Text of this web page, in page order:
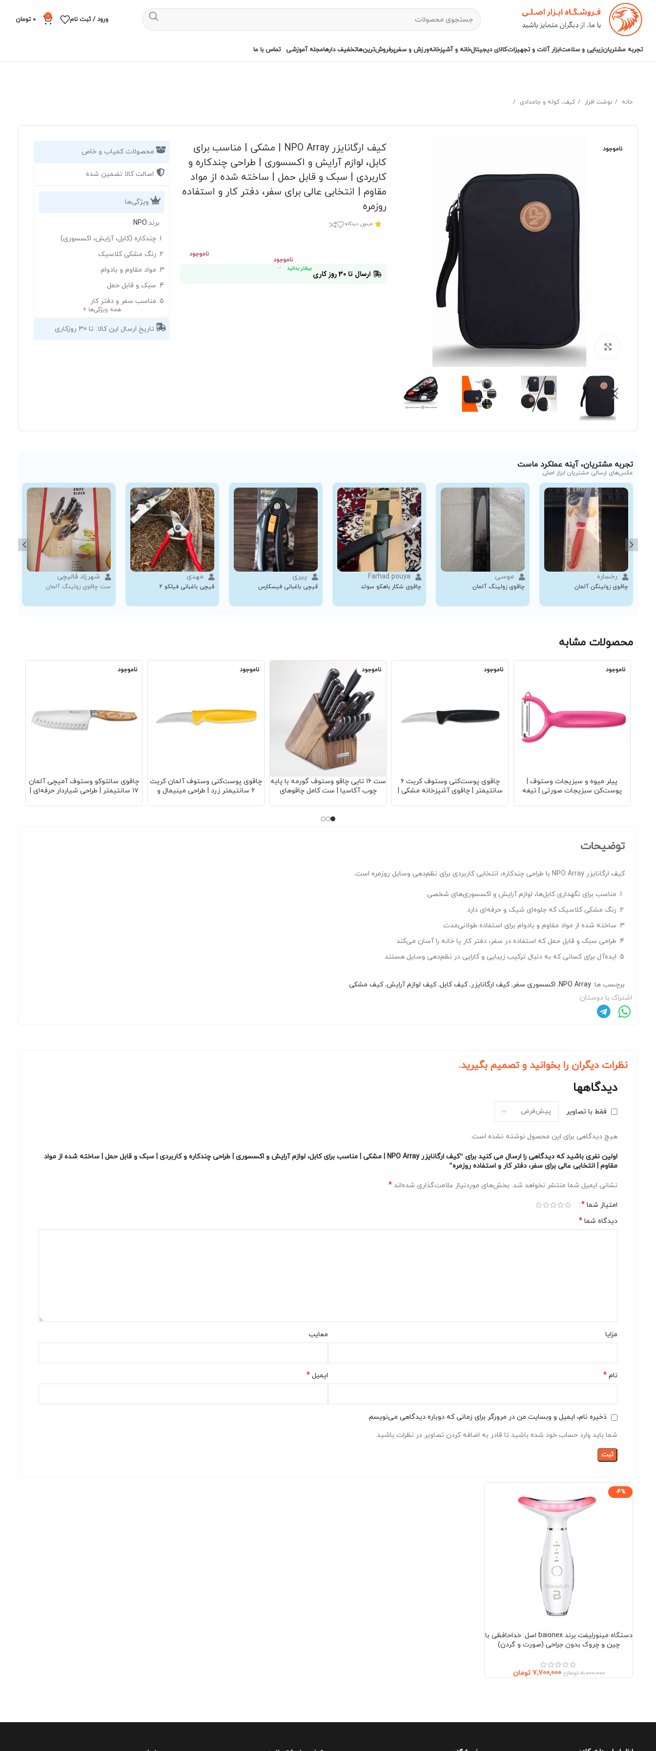
ورود / ثبت نام 0
0 تومان
تجربه مشتریانزیبایی و سلامتابزار آلات و تجهیزاتکالای دیجیتالخانه و آشپزخانهورزش و سفرپرفروش‌ترین‌هاتخفیف دارهامجله آموزشی تماس با ما
خانه نوشت افزار کیف، کوله و جامدادی
ناموجود
برای بزرگنمایی کلیک کنید
کیف ارگانایزر NPO Array | مشکی | مناسب برای
کابل، لوازم آرایش و اکسسوری | طراحی چندکاره و
کاربردی | سبک و قابل حمل | ساخته شده از مواد
مقاوم | انتخابی عالی برای سفر، دفتر کار و استفاده
روزمره
0بدون دیدگاه
ناموجود
ناموجود
ارسال تا 30 روز کاری
بیشتر بدانید
محصولات کمیاب و خاص
اصالت کالا تضمین شده
ویژگی‌ها
برند:NPO
چندکاره (کابل، آرایش، اکسسوری)
رنگ مشکی کلاسیک
مواد مقاوم و بادوام
سبک و قابل حمل
مناسب سفر و دفتر کار
همه ویژگی‌ها +
تاریخ ارسال این کالا: تا 30 روزکاری
تجربه مشتریان، آینه عملکرد ماست
عکس‌های ارسالی مشتریان ابزار اصلی
رخساره
چاقوی زولینگن آلمان
موسی
چاقوی زولینگ آلمان
Farhad pouya
چاقوی شکار باهکو سوئد
پیری
قیچی باغبانی فیسکارس
مهدی
قیچی باغبانی فیلکو 2
شهرزاد قالیچی
ست چاقوی زولینگ آلمان
محصولات مشابه
ناموجود
پیلر میوه و سبزیجات وستوف |
پوست‌کن سبزیجات صورتی | تیغه
ناموجود
چاقوی پوست‌کنی وستوف کریت ۶
سانتیمتر | چاقوی آشپزخانه مشکی |
ناموجود
ست ۱۶ تایی چاقو وستوف گورمه با پایه
چوب آکاسیا | ست کامل چاقوهای
حرفه‌ای | دوام طولانی مدت
ناموجود
چاقوی پوست‌کنی وستوف آلمان کریت
۶ سانتیمتر زرد | طراحی مینیمال و
ناموجود
چاقوی سانتوکو وستوف آمیچی آلمان
۱۷ سانتیمتر | طراحی شیاردار حرفه‌ای |
توضیحات
کیف ارگانایزر NPO Array با طراحی چندکاره، انتخابی کاربردی برای نظم‌دهی وسایل روزمره است.
مناسب برای نگهداری کابل‌ها، لوازم آرایش و اکسسوری‌های شخصی
رنگ مشکی کلاسیک که جلوه‌ای شیک و حرفه‌ای دارد
ساخته شده از مواد مقاوم و بادوام برای استفاده طولانی‌مدت
طراحی سبک و قابل حمل که استفاده در سفر، دفتر کار یا خانه را آسان می‌کند
ایده‌آل برای کسانی که به دنبال ترکیب زیبایی و کارایی در نظم‌دهی وسایل هستند
برچسب ها: NPO Array
, اکسسوری سفر ,کیف ارگانایزر ,کیف کابل,کیف لوازم آرایش,کیف مشکی
اشتراک با دوستان:
نظرات دیگران را بخوانید و تصمیم بگیرید.
دیدگاهها
فقط با تصاویر
هیچ دیدگاهی برای این محصول نوشته نشده است.
اولین نفری باشید که دیدگاهی را ارسال می کنید برای “کیف ارگانایزر NPO Array | مشکی | مناسب برای کابل، لوازم آرایش و اکسسوری | طراحی چندکاره و کاربردی | سبک و قابل حمل | ساخته شده از مواد
مقاوم | انتخابی عالی برای سفر، دفتر کار و استفاده روزمره”
نشانی ایمیل شما منتشر نخواهد شد. بخش‌های موردنیاز علامت‌گذاری شده‌اند *
امتیاز شما *
دیدگاه شما *
مزایا معایب
نام * ایمیل *
ذخیره نام، ایمیل و وبسایت من در مرورگر برای زمانی که دوباره دیدگاهی می‌نویسم.
شما باید وارد حساب خود شده باشید تا قادر به اضافه کردن تصاویر در نظرات باشید.
-4%
دستگاه مینورلیفت برند baionex اصل: خداحافظی با
چین و چروک بدون جراحی (صورت و گردن)
8,000,000 تومان 7,700,000 تومان